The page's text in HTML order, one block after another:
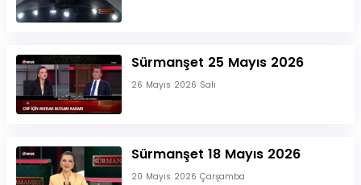
Sürmanşet 25 Mayıs 2026
26 Mayıs 2026 Salı
Sürmanşet 18 Mayıs 2026
20 Mayıs 2026 Çarşamba